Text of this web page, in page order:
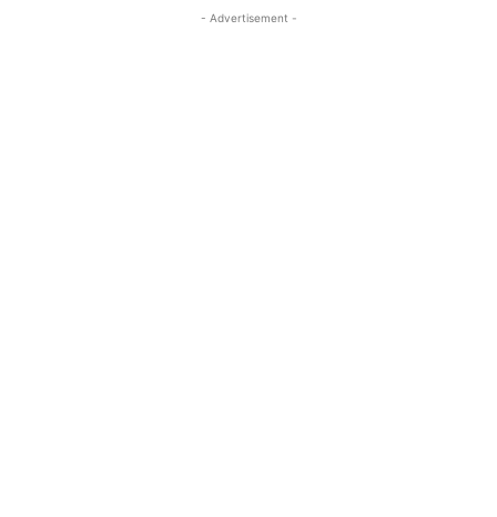
- Advertisement -